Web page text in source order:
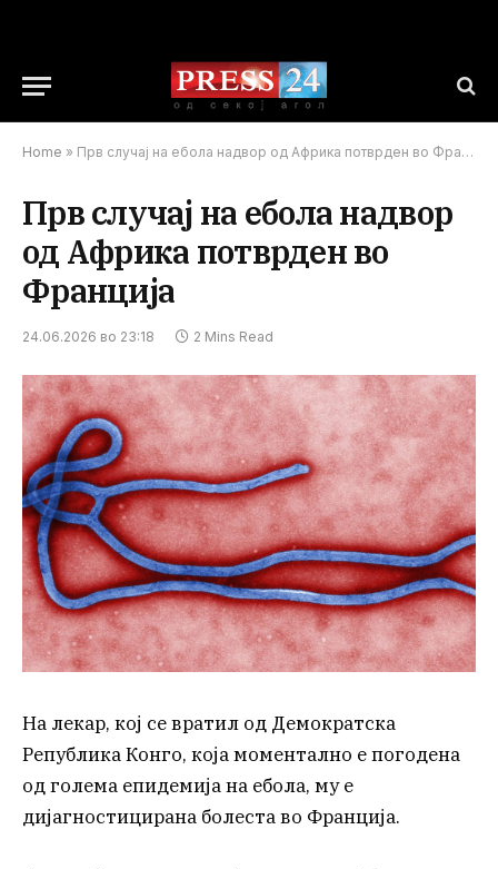
Home » Прв случај на ебола надвор од Африка потврден во Франција
Прв случај на ебола надвор
од Африка потврден во
Франција
24.06.2026 во 23:18 2 Mins Read
На лекар, кој се вратил од Демократска
Република Конго, која моментално е погодена
од голема епидемија на ебола, му е
дијагностицирана болеста во Франција.